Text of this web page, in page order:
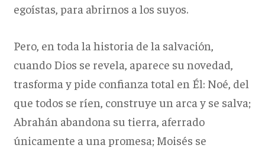
egoístas, para abrirnos a los suyos.
Pero, en toda la historia de la salvación,
cuando Dios se revela, aparece su novedad,
trasforma y pide confianza total en Él: Noé, del
que todos se ríen, construye un arca y se salva;
Abrahán abandona su tierra, aferrado
únicamente a una promesa; Moisés se